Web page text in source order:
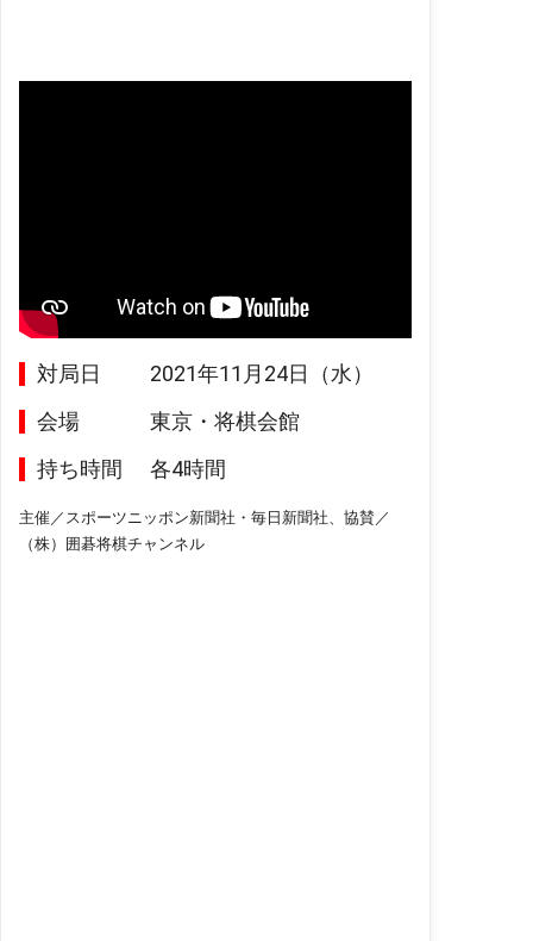
対局日
2021年11月24日（水）
会場
東京・将棋会館
持ち時間
各4時間
主催／スポーツニッポン新聞社・毎日新聞社、協賛／
（株）囲碁将棋チャンネル